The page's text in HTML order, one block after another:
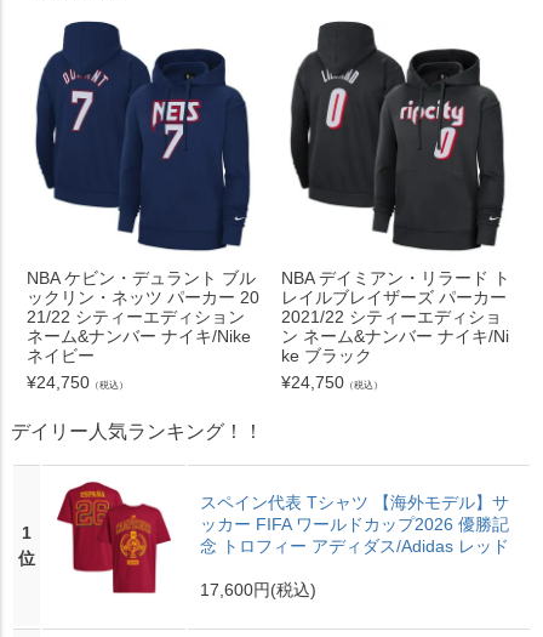
NBA ケビン・デュラント ブル
ックリン・ネッツ パーカー 20
21/22 シティーエディション
ネーム&ナンバー ナイキ/Nike
ネイビー
¥24,750 （税込）
NBA デイミアン・リラード ト
レイルブレイザーズ パーカー
2021/22 シティーエディショ
ン ネーム&ナンバー ナイキ/Ni
ke ブラック
¥24,750 （税込）
デイリー人気ランキング！！
1
位
スペイン代表 Tシャツ 【海外モデル】サ
ッカー FIFA ワールドカップ2026 優勝記
念 トロフィー アディダス/Adidas レッド
17,600円(税込)